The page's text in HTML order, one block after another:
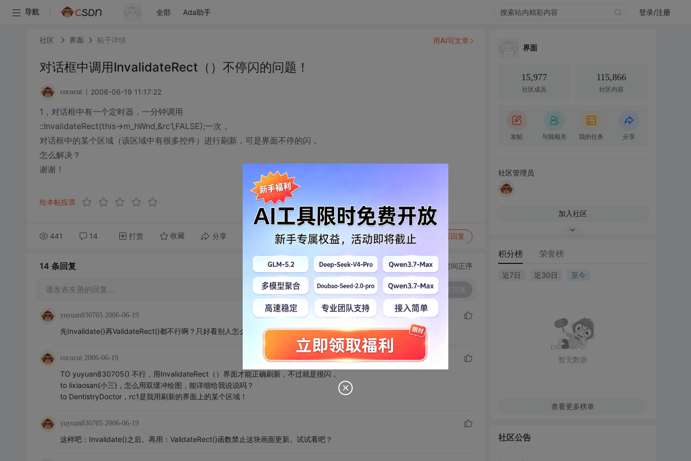
导航 全部 Ada助手 登录/注册
社区 界面 帖子详情
对话框中调用InvalidateRect（）不停闪的问题！
cococut 2006-06-19 11:17:22
1，对话框中有一个定时器，一分钟调用
::InvalidateRect(this->m_hWnd,&rc1,FALSE);一次，
对话框中的某个区域（该区域中有很多控件）进行刷新，可是界面不停的闪，
怎么解决？
谢谢！
给本帖投票
441 14 打赏 收藏 分享 转发到动态 举报 写回复
用AI写文章
14 条回复 切换为时间正序
请发表友善的回复… 发表回复
yuyuan830705 2006-06-19
先Invalidate()再ValidateRect()都不行啊？只好看别人怎么做了~~~学习一下~~~
cococut 2006-06-19
TO yuyuan830705() 不行，用InvalidateRect（）界面才能正确刷新，不过就是很闪，
to lixiaosan(小三)，怎么用双缓冲绘图，能详细给我说说吗？
to DentistryDoctor，rc1是我用刷新的界面上的某个区域！
yuyuan830705 2006-06-19
这样吧：Invalidate()之后。再用：ValidateRect()函数禁止这块画面更新。试试看吧？
界面
15,977
社区成员
115,866
社区内容
发帖 与我相关 我的任务 分享
社区管理员
加入社区
积分榜 荣誉榜
近7日 近30日 至今
暂无数据
查看更多榜单
社区公告